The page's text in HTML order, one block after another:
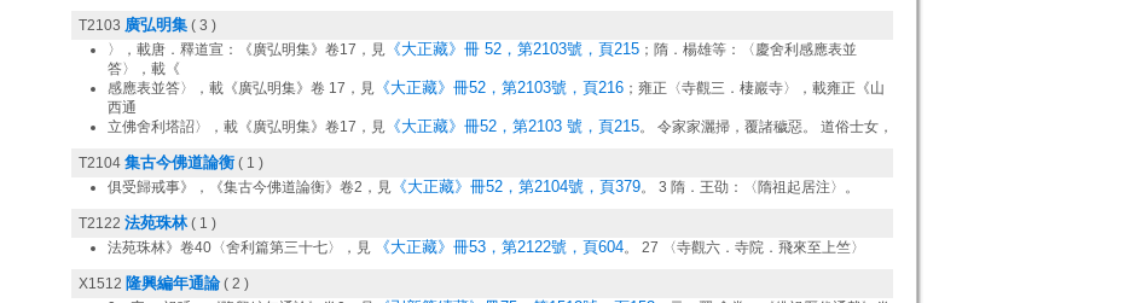
T2103 廣弘明集( 3 )
〉，載唐．釋道宣：《廣弘明集》卷17，見《大正藏》冊 52，第2103號，頁215；隋．楊雄等：〈慶舍利感應表並
答〉，載《
感應表並答〉，載《廣弘明集》卷 17，見《大正藏》冊52，第2103號，頁216；雍正〈寺觀三．棲巖寺〉，載雍正《山
西通
立佛舍利塔詔〉，載《廣弘明集》卷17，見《大正藏》冊52，第2103 號，頁215。 令家家灑掃，覆諸穢惡。 道俗士女，
T2104 集古今佛道論衡( 1 )
俱受歸戒事》，《集古今佛道論衡》卷2，見《大正藏》冊52，第2104號，頁379。 3 隋．王劭：〈隋祖起居注〉。
T2122 法苑珠林( 1 )
法苑珠林》卷40〈舍利篇第三十七〉，見
《大正藏》冊53，第2122號，頁604。 27 〈寺觀六．寺院．飛來至上竺〉
X1512 隆興編年通論( 2 )